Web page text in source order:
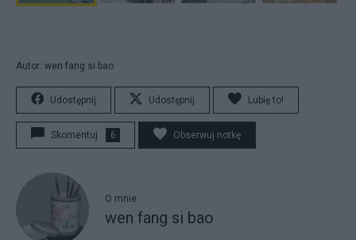
Autor: wen fang si bao
Udostępnij Udostępnij Lubię to!
Skomentuj 6 Obserwuj notkę
O mnie
wen fang si bao